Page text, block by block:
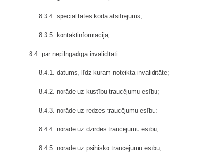
8.3.4. specialitātes koda atšifrējums;
8.3.5. kontaktinformācija;
8.4. par nepilngadīgā invaliditāti:
8.4.1. datums, līdz kuram noteikta invaliditāte;
8.4.2. norāde uz kustību traucējumu esību;
8.4.3. norāde uz redzes traucējumu esību;
8.4.4. norāde uz dzirdes traucējumu esību;
8.4.5. norāde uz psihisko traucējumu esību;